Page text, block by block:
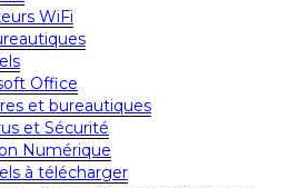
WiFi
Office
et bureautiques
et Sécurité
Numérique
à télécharger